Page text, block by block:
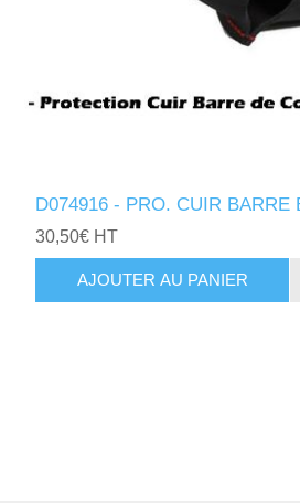
D074916 - PRO. CUIR BARRE
30,50€ HT
AJOUTER AU PANIER